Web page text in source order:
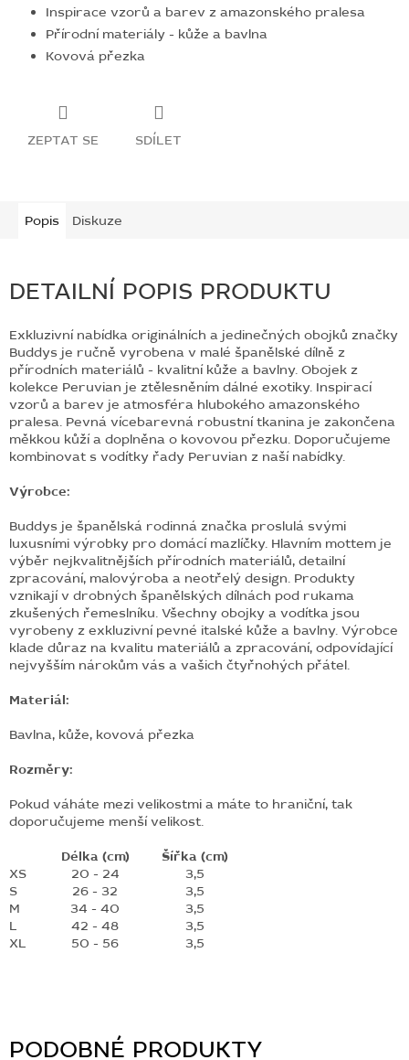
Inspirace vzorů a barev z amazonského pralesa
Přírodní materiály - kůže a bavlna
Kovová přezka
ZEPTAT SE SDÍLET
Popis Diskuze
DETAILNÍ POPIS PRODUKTU
Exkluzivní nabídka originálních a jedinečných obojků značky
Buddys je ručně vyrobena v malé španělské dílně z
přírodních materiálů - kvalitní kůže a bavlny. Obojek z
kolekce Peruvian je ztělesněním dálné exotiky. Inspirací
vzorů a barev je atmosféra hlubokého amazonského
pralesa. Pevná vícebarevná robustní tkanina je zakončena
měkkou kůží a doplněna o kovovou přezku. Doporučujeme
kombinovat s vodítky řady Peruvian z naší nabídky.
Výrobce:
Buddys je španělská rodinná značka proslulá svými
luxusními výrobky pro domácí mazlíčky. Hlavním mottem je
výběr nejkvalitnějších přírodních materiálů, detailní
zpracování, malovýroba a neotřelý design. Produkty
vznikají v drobných španělských dílnách pod rukama
zkušených řemeslníku. Všechny obojky a vodítka jsou
vyrobeny z exkluzivní pevné italské kůže a bavlny. Výrobce
klade důraz na kvalitu materiálů a zpracování, odpovídající
nejvyšším nárokům vás a vašich čtyřnohých přátel.
Materiál:
Bavlna, kůže, kovová přezka
Rozměry:
Pokud váháte mezi velikostmi a máte to hraniční, tak
doporučujeme menší velikost.
Délka (cm)
Šířka (cm)
XS
20 - 24
3,5
S
26 - 32
3,5
M
34 - 40
3,5
L
42 - 48
3,5
XL
50 - 56 3,5